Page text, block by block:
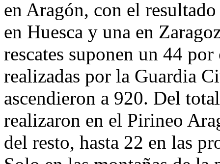
en Aragón, con el
en Huesca y una en
rescates suponen un 44
realizadas por la Guardia
ascendieron a 920. Del
realizaron en el Pirineo
del resto, hasta 22 en las